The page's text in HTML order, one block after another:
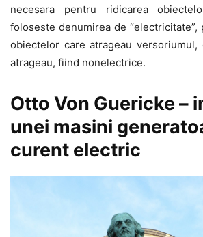
necesara pentru ridicarea
foloseste denumirea de
obiectelor care atrageau
atrageau, fiind nonelectrice.
Otto Von Guericke –
unei masini
curent electric